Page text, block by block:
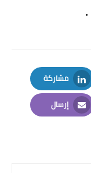
.
مشاركة
LinkedIn
إرسال
Email